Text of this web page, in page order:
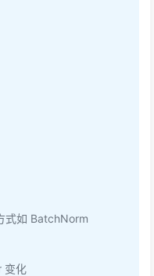
式如 BatchNorm
变化